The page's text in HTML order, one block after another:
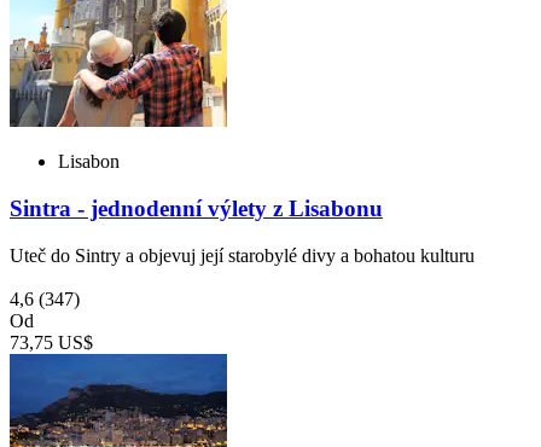
Lisabon
Sintra - jednodenní výlety z Lisabonu
Uteč do Sintry a objevuj její starobylé divy a bohatou kulturu
4,6 (347)
Od
73,75 US$